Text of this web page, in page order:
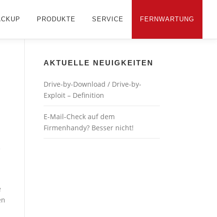
PRODUKTE SERVICE FERNWARTUNG
AKTUELLE NEUIGKEITEN
Drive-by-Download / Drive-by-
Exploit – Definition
E-Mail-Check auf dem
Firmenhandy? Besser nicht!